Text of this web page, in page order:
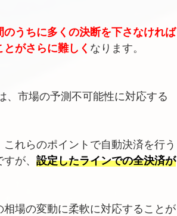
うちに多くの決断を下さなければ
がさらに難しく なります。
、市場の予測不可能性に対応する
れらのポイントで自動決済を行う
すが、設定したラインでの全決済が
場の変動に柔軟に対応することが